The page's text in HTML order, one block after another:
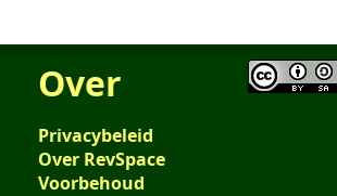
Over
Privacybeleid
Over RevSpace
Voorbehoud